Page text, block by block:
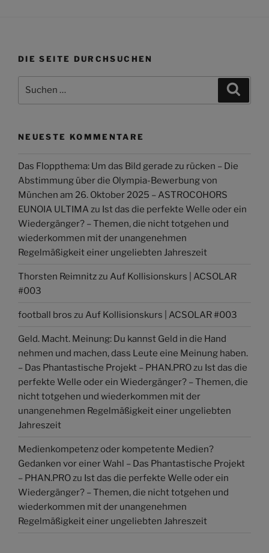
DIE SEITE DURCHSUCHEN
NEUESTE KOMMENTARE
Das Floppthema: Um das Bild gerade zu rücken – Die
Abstimmung über die Olympia-Bewerbung von
München am 26. Oktober 2025 – ASTROCOHORS
EUNOIA ULTIMA zu Ist das die perfekte Welle oder ein
Wiedergänger? – Themen, die nicht totgehen und
wiederkommen mit der unangenehmen
Regelmäßigkeit einer ungeliebten Jahreszeit
Thorsten Reimnitz zu Auf Kollisionskurs | ACSOLAR
#003
football bros zu Auf Kollisionskurs | ACSOLAR #003
Geld. Macht. Meinung: Du kannst Geld in die Hand
nehmen und machen, dass Leute eine Meinung haben.
– Das Phantastische Projekt – PHAN.PRO zu Ist das die
perfekte Welle oder ein Wiedergänger? – Themen, die
nicht totgehen und wiederkommen mit der
unangenehmen Regelmäßigkeit einer ungeliebten
Jahreszeit
Medienkompetenz oder kompetente Medien?
Gedanken vor einer Wahl – Das Phantastische Projekt
– PHAN.PRO zu Ist das die perfekte Welle oder ein
Wiedergänger? – Themen, die nicht totgehen und
wiederkommen mit der unangenehmen
Regelmäßigkeit einer ungeliebten Jahreszeit